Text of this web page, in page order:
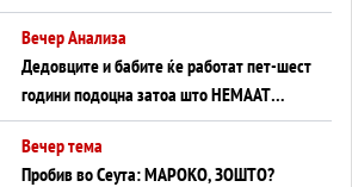
Германија до Црното Море...
Вечер Анализа
Дедовците и бабите ќе работат пет-шест
години подоцна затоа што НЕМААТ
ВНУЦИ ДА ГИ ЗАМЕНАТ
Вечер тема
Пробив во Сеута: МАРОКО, ЗОШТО?